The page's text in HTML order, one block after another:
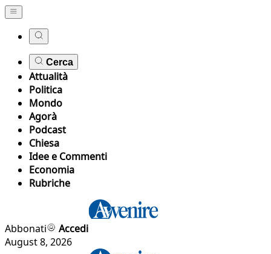
Cerca
Attualità
Politica
Mondo
Agorà
Podcast
Chiesa
Idee e Commenti
Economia
Rubriche
Abbonati
Accedi
August 8, 2026